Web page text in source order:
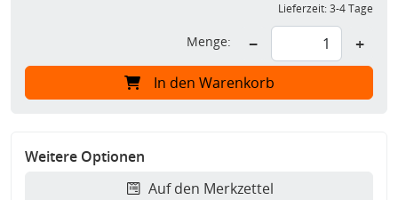
Lieferzeit:3-4 Tage
Menge: − +
In den Warenkorb
Weitere Optionen
Auf den Merkzettel